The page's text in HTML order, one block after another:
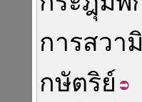
การสวา
กษัตริย์